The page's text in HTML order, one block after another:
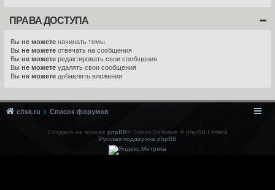
ПРАВА ДОСТУПА
Вы не можете начинать темы
Вы не можете отвечать на сообщения
Вы не можете редактировать свои сообщения
Вы не можете удалять свои сообщения
Вы не можете добавлять вложения
citsk.ru Список форумов
Создано на основе phpBB® Forum Software © phpBB Limited
Русская поддержка phpBB